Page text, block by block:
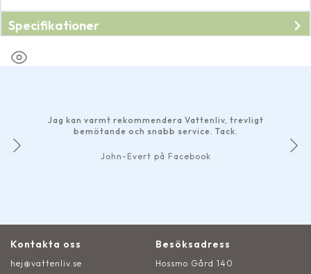
Specifikationer
Jag kan varmt rekommendera Vattenliv, trevligt
bemötande och snabb service. Tack.
John-Evert på Facebook
Kontakta oss
hej@vattenliv.se
Besöksadress
Hossmo Gård 140